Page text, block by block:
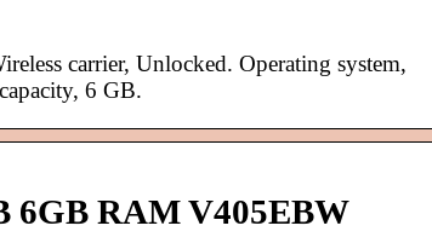
carrier, Unlocked. Operating system,
6 GB.
6GB RAM V405EBW